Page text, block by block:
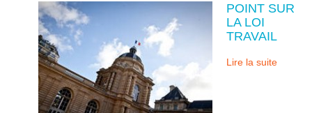
POINT SUR
LA LOI
TRAVAIL
Lire la suite